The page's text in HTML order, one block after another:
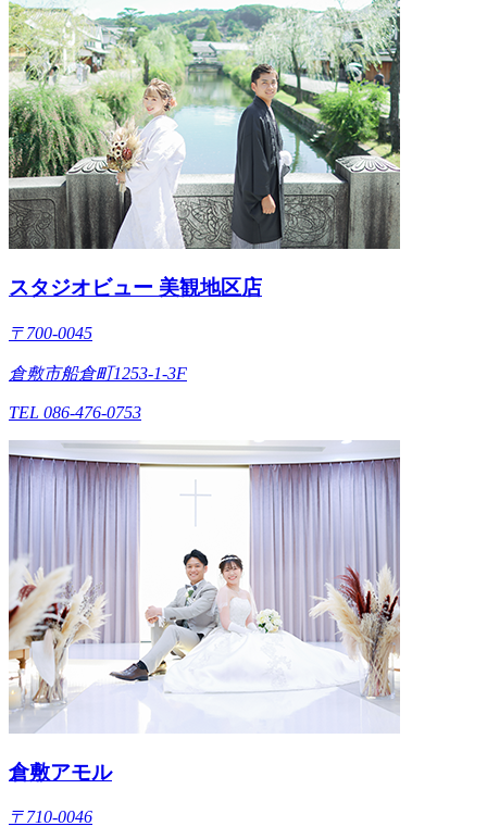
スタジオビュー 美観地区店
〒700-0045
倉敷市船倉町1253-1-3F
TEL 086-476-0753
倉敷アモル
〒710-0046